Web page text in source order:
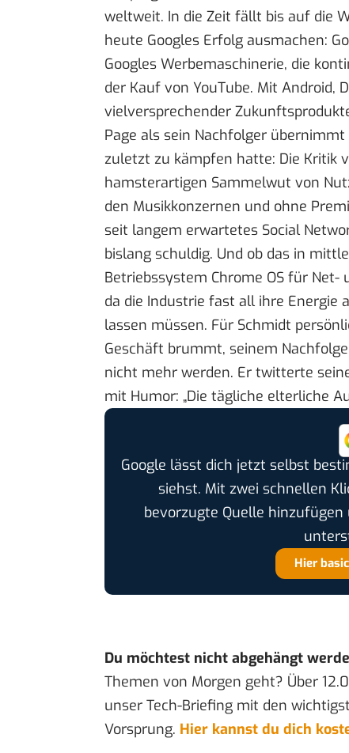
weltweit. In die Zeit fällt bis auf die
heute Googles Erfolg ausmachen:
Googles Werbemaschinerie, die
der Kauf von YouTube. Mit Android,
vielversprechender
Page als sein Nachfolger
zuletzt zu kämpfen hatte: Die Kritik
hamsterartigen Sammelwut von
den Musikkonzernen und ohne
seit langem erwartetes Social
bislang schuldig. Und ob das in
Betriebssystem Chrome OS für
da die Industrie fast all ihre Energie
lassen müssen. Für Schmidt
Geschäft brummt, seinem
nicht mehr werden. Er twitterte
mit Humor: „Die tägliche elterliche
Google lässt dich jetzt selbst
siehst. Mit zwei schnellen
bevorzugte Quelle
Hier
Du möchtest nicht abgehängt
Themen von Morgen geht? Über
unser Tech-Briefing mit den
Vorsprung. Hier kannst du dich